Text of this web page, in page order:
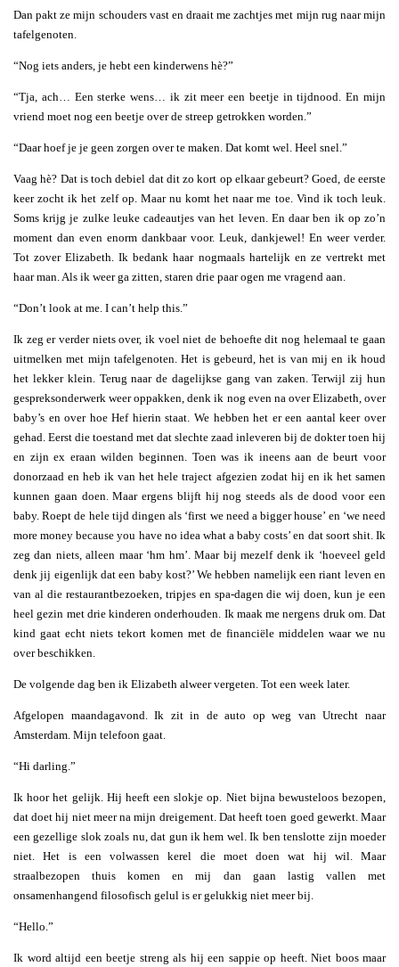
Dan pakt ze mijn schouders vast en draait me zachtjes met mijn rug naar mijn
tafelgenoten.
“Nog iets anders, je hebt een kinderwens hè?”
“Tja, ach… Een sterke wens… ik zit meer een beetje in tijdnood. En mijn
vriend moet nog een beetje over de streep getrokken worden.”
“Daar hoef je je geen zorgen over te maken. Dat komt wel. Heel snel.”
Vaag hè? Dat is toch debiel dat dit zo kort op elkaar gebeurt? Goed, de eerste
keer zocht ik het zelf op. Maar nu komt het naar me toe. Vind ik toch leuk.
Soms krijg je zulke leuke cadeautjes van het leven. En daar ben ik op zo’n
moment dan even enorm dankbaar voor. Leuk, dankjewel! En weer verder.
Tot zover Elizabeth. Ik bedank haar nogmaals hartelijk en ze vertrekt met
haar man. Als ik weer ga zitten, staren drie paar ogen me vragend aan.
“Don’t look at me. I can’t help this.”
Ik zeg er verder niets over, ik voel niet de behoefte dit nog helemaal te gaan
uitmelken met mijn tafelgenoten. Het is gebeurd, het is van mij en ik houd
het lekker klein. Terug naar de dagelijkse gang van zaken. Terwijl zij hun
gespreksonderwerk weer oppakken, denk ik nog even na over Elizabeth, over
baby’s en over hoe Hef hierin staat. We hebben het er een aantal keer over
gehad. Eerst die toestand met dat slechte zaad inleveren bij de dokter toen hij
en zijn ex eraan wilden beginnen. Toen was ik ineens aan de beurt voor
donorzaad en heb ik van het hele traject afgezien zodat hij en ik het samen
kunnen gaan doen. Maar ergens blijft hij nog steeds als de dood voor een
baby. Roept de hele tijd dingen als ‘first we need a bigger house’ en ‘we need
more money because you have no idea what a baby costs’ en dat soort shit. Ik
zeg dan niets, alleen maar ‘hm hm’. Maar bij mezelf denk ik ‘hoeveel geld
denk jij eigenlijk dat een baby kost?’ We hebben namelijk een riant leven en
van al die restaurantbezoeken, tripjes en spa-dagen die wij doen, kun je een
heel gezin met drie kinderen onderhouden. Ik maak me nergens druk om. Dat
kind gaat echt niets tekort komen met de financiële middelen waar we nu
over beschikken.
De volgende dag ben ik Elizabeth alweer vergeten. Tot een week later.
Afgelopen maandagavond. Ik zit in de auto op weg van Utrecht naar
Amsterdam. Mijn telefoon gaat.
“Hi darling.”
Ik hoor het gelijk. Hij heeft een slokje op. Niet bijna bewusteloos bezopen,
dat doet hij niet meer na mijn dreigement. Dat heeft toen goed gewerkt. Maar
een gezellige slok zoals nu, dat gun ik hem wel. Ik ben tenslotte zijn moeder
niet. Het is een volwassen kerel die moet doen wat hij wil. Maar
straalbezopen thuis komen en mij dan gaan lastig vallen met
onsamenhangend filosofisch gelul is er gelukkig niet meer bij.
“Hello.”
Ik word altijd een beetje streng als hij een sappie op heeft. Niet boos maar